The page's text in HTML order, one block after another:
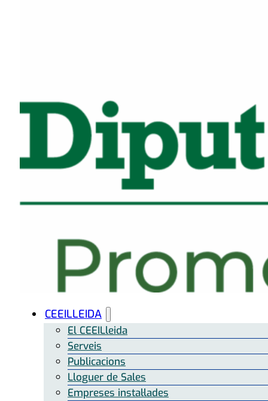
CEEILLEIDA
El CEEILleida
Serveis
Publicacions
Lloguer de Sales
Empreses instal·lades